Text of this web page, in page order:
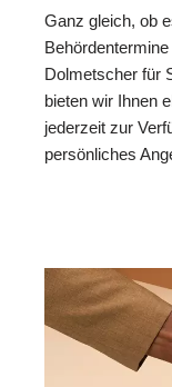
Ganz gleich, ob
Dolmetscher für
bieten wir Ihnen
jederzeit zur
persönliches